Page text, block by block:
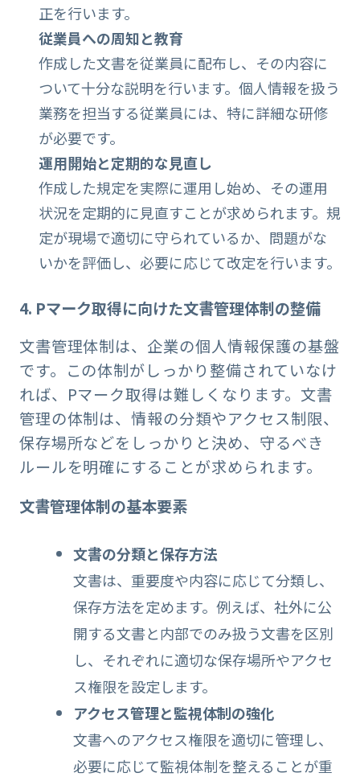
正を行います。
従業員への周知と教育
作成した文書を従業員に配布し、その内容に
ついて十分な説明を行います。個人情報を扱う
業務を担当する従業員には、特に詳細な研修
が必要です。
運用開始と定期的な見直し
作成した規定を実際に運用し始め、その運用
状況を定期的に見直すことが求められます。規
定が現場で適切に守られているか、問題がな
いかを評価し、必要に応じて改定を行います。
4. Pマーク取得に向けた文書管理体制の整備
文書管理体制は、企業の個人情報保護の基盤
です。この体制がしっかり整備されていなけ
れば、Pマーク取得は難しくなります。文書
管理の体制は、情報の分類やアクセス制限、
保存場所などをしっかりと決め、守るべき
ルールを明確にすることが求められます。
文書管理体制の基本要素
文書の分類と保存方法
文書は、重要度や内容に応じて分類し、
保存方法を定めます。例えば、社外に公
開する文書と内部でのみ扱う文書を区別
し、それぞれに適切な保存場所やアクセ
ス権限を設定します。
アクセス管理と監視体制の強化
文書へのアクセス権限を適切に管理し、
必要に応じて監視体制を整えることが重